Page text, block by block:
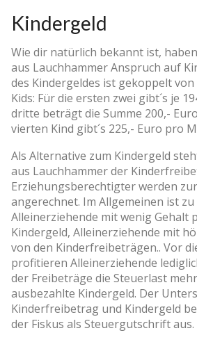
Kindergeld
Wie dir natürlich bekannt ist,
aus Lauchhammer Anspruch auf
des Kindergeldes ist gekoppelt
Kids: Für die ersten zwei gibt´s je
dritte beträgt die Summe 200,-
vierten Kind gibt´s 225,- Euro pro
Als Alternative zum Kindergeld
aus Lauchhammer der
Erziehungsberechtigter werden
angerechnet. Im Allgemeinen ist zu
Alleinerziehende mit wenig Gehalt
Kindergeld, Alleinerziehende mit
von den Kinderfreibeträgen.. Vor
profitieren Alleinerziehende
der Freibeträge die Steuerlast
ausbezahlte Kindergeld. Der
Kinderfreibetrag und Kindergeld
der Fiskus als Steuergutschrift aus.